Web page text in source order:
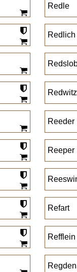
Redle
Redlich
Redwitz
Reeder
Reeper
Refart
Refflein